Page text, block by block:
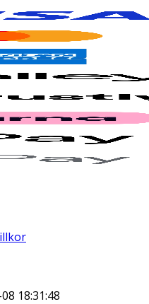
18:31:48